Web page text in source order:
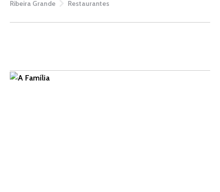
Ribeira Grande Restaurantes